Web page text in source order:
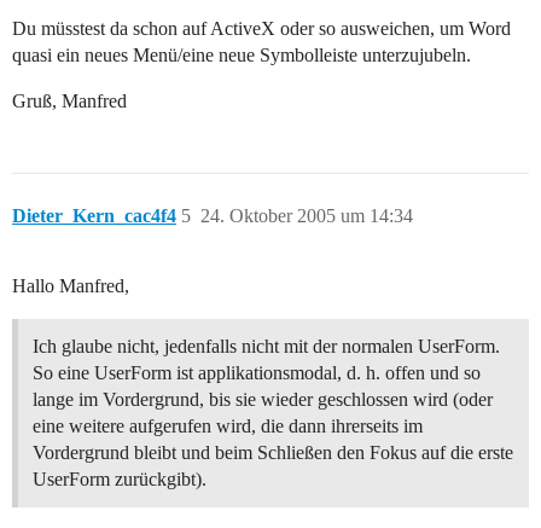
Du müsstest da schon auf ActiveX oder so ausweichen, um Word
quasi ein neues Menü/eine neue Symbolleiste unterzujubeln.
Gruß, Manfred
Dieter_Kern_cac4f4 24. Oktober 2005 um 14:34
5
Hallo Manfred,
Ich glaube nicht, jedenfalls nicht mit der normalen UserForm.
So eine UserForm ist applikationsmodal, d. h. offen und so
lange im Vordergrund, bis sie wieder geschlossen wird (oder
eine weitere aufgerufen wird, die dann ihrerseits im
Vordergrund bleibt und beim Schließen den Fokus auf die erste
UserForm zurückgibt).